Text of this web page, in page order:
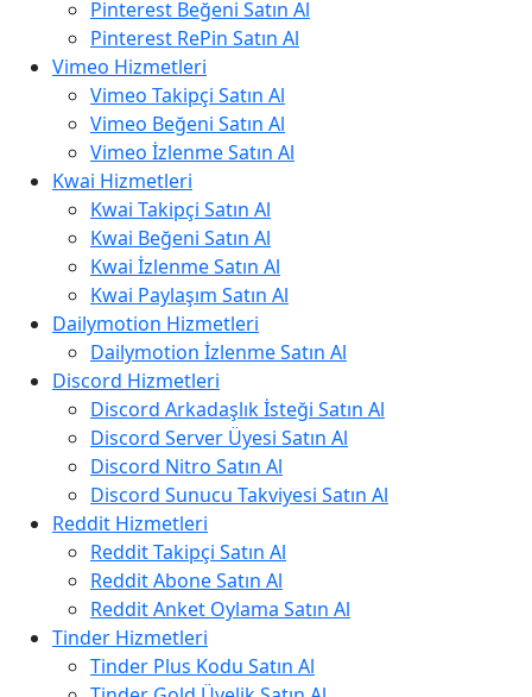
Pinterest Beğeni Satın Al
Pinterest RePin Satın Al
Vimeo Hizmetleri
Vimeo Takipçi Satın Al
Vimeo Beğeni Satın Al
Vimeo İzlenme Satın Al
Kwai Hizmetleri
Kwai Takipçi Satın Al
Kwai Beğeni Satın Al
Kwai İzlenme Satın Al
Kwai Paylaşım Satın Al
Dailymotion Hizmetleri
Dailymotion İzlenme Satın Al
Discord Hizmetleri
Discord Arkadaşlık İsteği Satın Al
Discord Server Üyesi Satın Al
Discord Nitro Satın Al
Discord Sunucu Takviyesi Satın Al
Reddit Hizmetleri
Reddit Takipçi Satın Al
Reddit Abone Satın Al
Reddit Anket Oylama Satın Al
Tinder Hizmetleri
Tinder Plus Kodu Satın Al